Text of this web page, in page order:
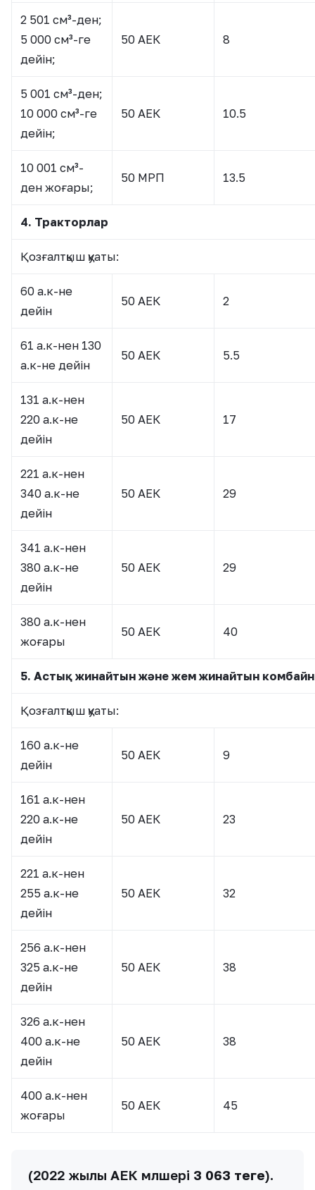
2 501 см³-ден;
5 000 см³-ге
дейін;
50 АЕК 8
5 001 см³-ден;
10 000 см³-ге
дейін;
50 АЕК 10.5
10 001 см³-
ден жоғары;
50 МРП 13.5
4. Тракторлар
Қозғалтқыш қуаты:
60 а.к-не
дейін
50 АЕК 2
61 а.к-нен 130
а.к-не дейін
50 АЕК 5.5
131 а.к-нен
220 а.к-не
дейін
50 АЕК 17
221 а.к-нен
340 а.к-не
дейін
50 АЕК 29
341 а.к-нен
380 а.к-не
дейін
50 АЕК 29
380 а.к-нен
жоғары
50 АЕК 40
5. Астық жинайтын және жем жинайтын
Қозғалтқыш қуаты:
160 а.к-не
дейін
50 АЕК 9
161 а.к-нен
220 а.к-не
дейін
50 АЕК 23
221 а.к-нен
255 а.к-не
дейін
50 АЕК 32
256 а.к-нен
325 а.к-не
дейін
50 АЕК 38
326 а.к-нен
400 а.к-не
дейін
50 АЕК 38
400 а.к-нен
жоғары
50 АЕК 45
(2022 жылы АЕК мөлшері 3 063 теңге).